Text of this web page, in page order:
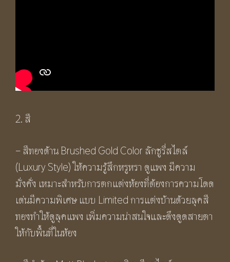
2. สี
– สีทองด้าน Brushed Gold Color ลักชูรี่สไตล์
(Luxury Style) ให้ความรู้สึกหรูหรา ดูแพง มีความ
มั่งคั่ง เหมาะสำหรับการตกแต่งห้องที่ต้องการความโดด
เด่นมีความพิเศษ แบบ Limited การแต่งบ้านด้วยลุคสี
ทองทำให้ดูลุคแพง เพิ่มความน่าสนใจและดึงดูดสายตา
ให้กับพื้นที่ในห้อง